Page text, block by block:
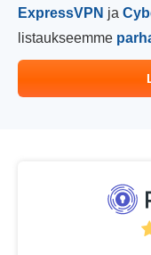
ExpressVPN ja
listaukseemme